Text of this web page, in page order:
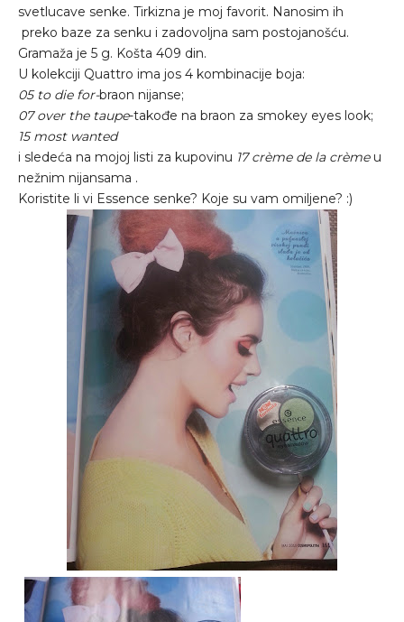
svetlucave senke. Tirkizna je moj favorit. Nanosim ih
preko baze za senku i zadovoljna sam postojanošću.
Gramaža je 5 g. Košta 409 din.
U kolekciji Quattro ima jos 4 kombinacije boja:
05 to die for-braon nijanse;
07 over the taupe-takođe na braon za smokey eyes look;
15 most wanted
i sledeća na mojoj listi za kupovinu 17 crème de la crèmeu
nežnim nijansama .
Koristite li vi Essence senke? Koje su vam omiljene? :)